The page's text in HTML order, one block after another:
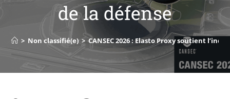
de la défense
> Non classifié(e) > CANSEC 2026 : Elasto Proxy soutient